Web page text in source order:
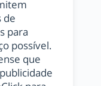
de
para
possível.
que